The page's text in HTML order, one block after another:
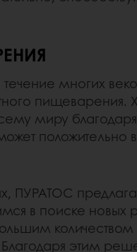
многих
пищеварения.
миру благодаря
положительно
ПУРАТОС
в поиске
этим